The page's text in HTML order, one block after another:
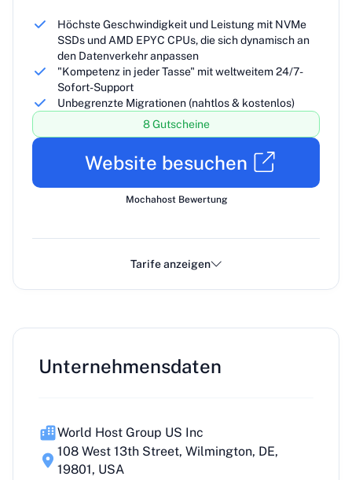
Höchste Geschwindigkeit und Leistung mit NVMe
SSDs und AMD EPYC CPUs, die sich dynamisch an
den Datenverkehr anpassen
"Kompetenz in jeder Tasse" mit weltweitem 24/7-
Sofort-Support
Unbegrenzte Migrationen (nahtlos & kostenlos)
8 Gutscheine
Website besuchen
Mochahost Bewertung
Tarife anzeigen
Unternehmensdaten
World Host Group US Inc
108 West 13th Street, Wilmington, DE,
19801, USA